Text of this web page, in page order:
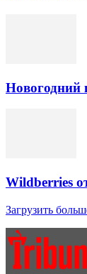
Новогодний
Wildberries
Загрузить